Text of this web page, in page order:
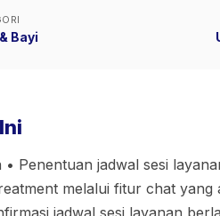
Bayi
⁠Penentuan jadwal sesi
melalui fitur chat yang
jadwal sesi layanan